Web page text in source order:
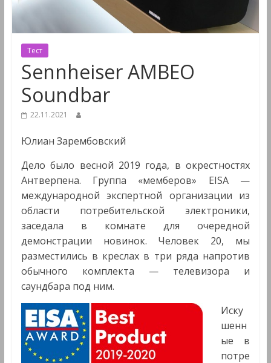
&
Тест
Sennheiser AMBEO
Soundbar
22.11.2021
Юлиан Зарембовский
Дело было весной 2019 года, в окрестностях
Антверпена. Группа «мемберов» EISA —
международной экспертной организации из
области потребительской электроники,
заседала в комнате для очередной
демонстрации новинок. Человек 20, мы
разместились в креслах в три ряда напротив
обычного комплекта — телевизора и
саундбара под ним.
Иску
шенн
ые в
потре